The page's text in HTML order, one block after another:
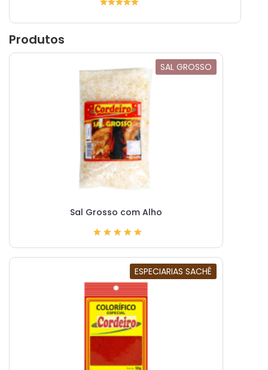
Produtos
SAL GROSSO
Sal Grosso com Alho
ESPECIARIAS SACHÊ